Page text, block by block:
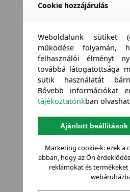
Cookie hozzájárulás
Weboldalunk sütiket
működése folyamán,
felhasználói élményt
továbbá látogatottsága
sütik használatát
Bővebb információkat
tájékoztatónkban
Ajánlott beállítások
Marketing cookie-k: ezek a
abban, hogy az Ön
reklámokat és